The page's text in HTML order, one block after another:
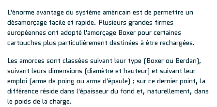
L'énorme avantage du système américain est de permettre un
désamorçage facile et rapide. Plusieurs grandes firmes
européennes ont adopté l'amorçage Boxer pour certaines
cartouches plus particulièrement destinées à être rechargées.
Les amorces sont classées suivant leur type (Boxer ou Berdan),
suivant leurs dimensions (diamètre et hauteur) et suivant leur
emploi (arme de poing ou arme d'épaule) ; sur ce dernier point, la
différence réside dans l'épaisseur du fond et, naturellement, dans
le poids de la charge.